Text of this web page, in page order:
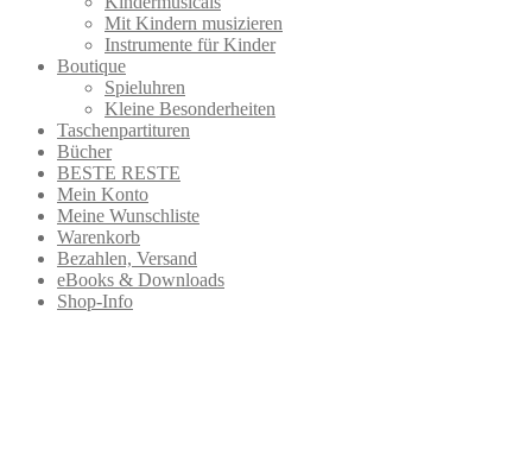
Mit Kindern musizieren
Instrumente für Kinder
Boutique
Spieluhren
Kleine Besonderheiten
Taschenpartituren
Bücher
BESTE RESTE
Mein Konto
Meine Wunschliste
Warenkorb
Bezahlen, Versand
eBooks & Downloads
Shop-Info